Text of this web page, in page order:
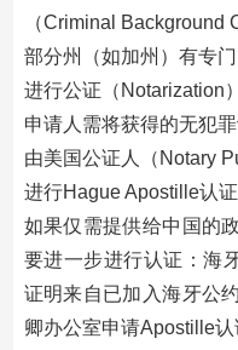
（Criminal Background
部分州（如加州）有专
进行公证（Notarization）
申请人需将获得的无犯
由美国公证人（Notary
进行Hague Apostille认
如果仅需提供给中国的
要进一步进行认证：海
证明来自已加入海牙公
卿办公室申请Apostille认